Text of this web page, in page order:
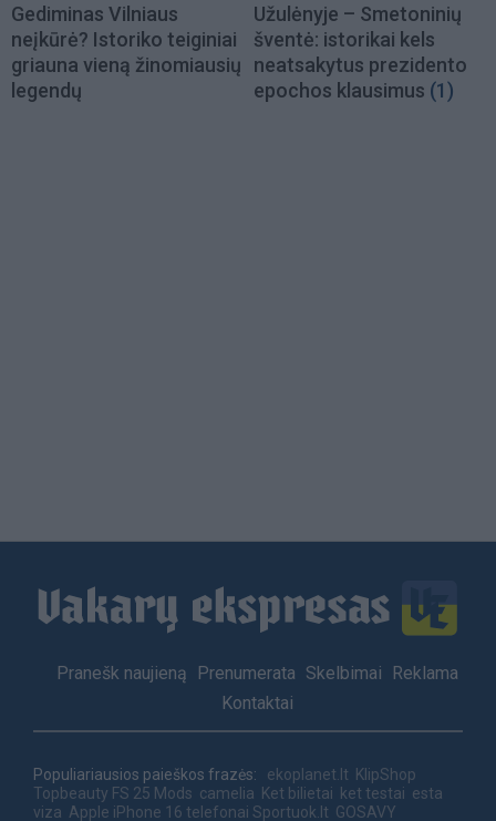
Gediminas Vilniaus
neįkūrė? Istoriko teiginiai
griauna vieną žinomiausių
legendų
Užulėnyje – Smetoninių
šventė: istorikai kels
neatsakytus prezidento
epochos klausimus (1)
Footer
Pranešk naujieną Prenumerata Skelbimai
Reklama
Kontaktai
Populiariausios paieškos frazės: ekoplanet.lt KlipShop
Topbeauty FS 25 Mods camelia Ket bilietai ket testai esta
viza Apple iPhone 16 telefonai Sportuok.lt GOSAVY